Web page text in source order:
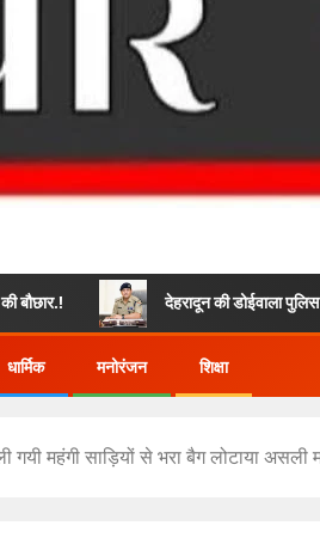
देहरादून की डोईवाला पुलिस ने अवैध गांजे के साथ
धार्मिक मनोरंजन शिक्षा
महंगी साड़ियों से भरा बैग लोटाया असली